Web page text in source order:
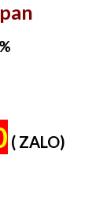
( ZALO)